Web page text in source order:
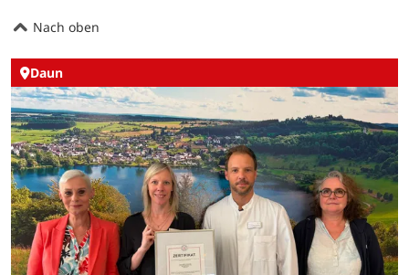
Nach oben
Daun